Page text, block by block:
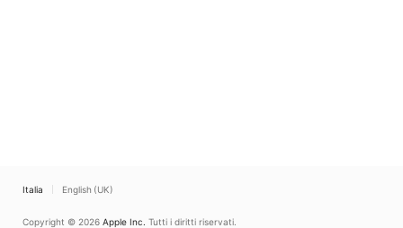
Italia English (UK)
Copyright © 2026 Apple Inc. Tutti i diritti riservati.